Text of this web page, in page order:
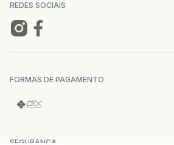
Wishlist
Entrega e Frete
Trocas e Devoluções
Direito de Arrependimento
REDES SOCIAIS
FORMAS DE PAGAMENTO
SEGURANÇA